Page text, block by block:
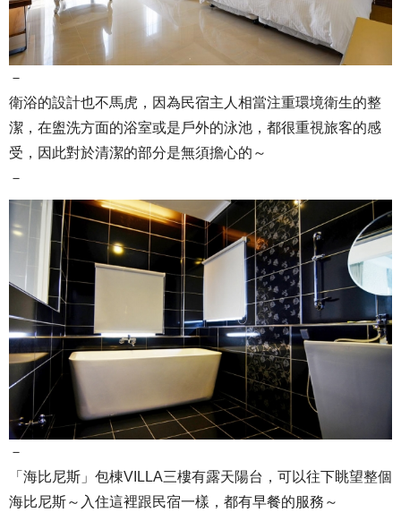
－
衛浴的設計也不馬虎，因為民宿主人相當注重環境衛生的整
潔，在盥洗方面的浴室或是戶外的泳池，都很重視旅客的感
受，因此對於清潔的部分是無須擔心的～
－
－
「海比尼斯」包棟VILLA三樓有露天陽台，可以往下眺望整個
海比尼斯～入住這裡跟民宿一樣，都有早餐的服務～